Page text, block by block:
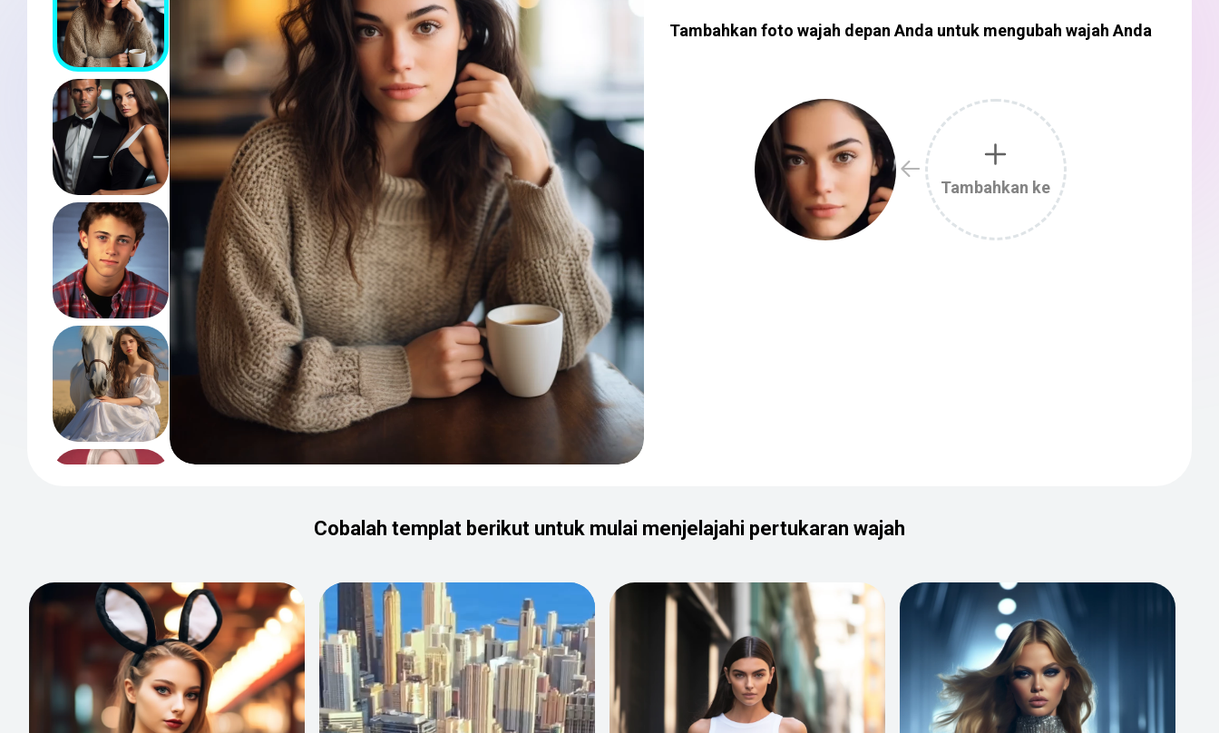
Tambahkan foto wajah depan Anda untuk mengubah wajah Anda
Tambahkan ke
Cobalah templat berikut untuk mulai menjelajahi pertukaran wajah